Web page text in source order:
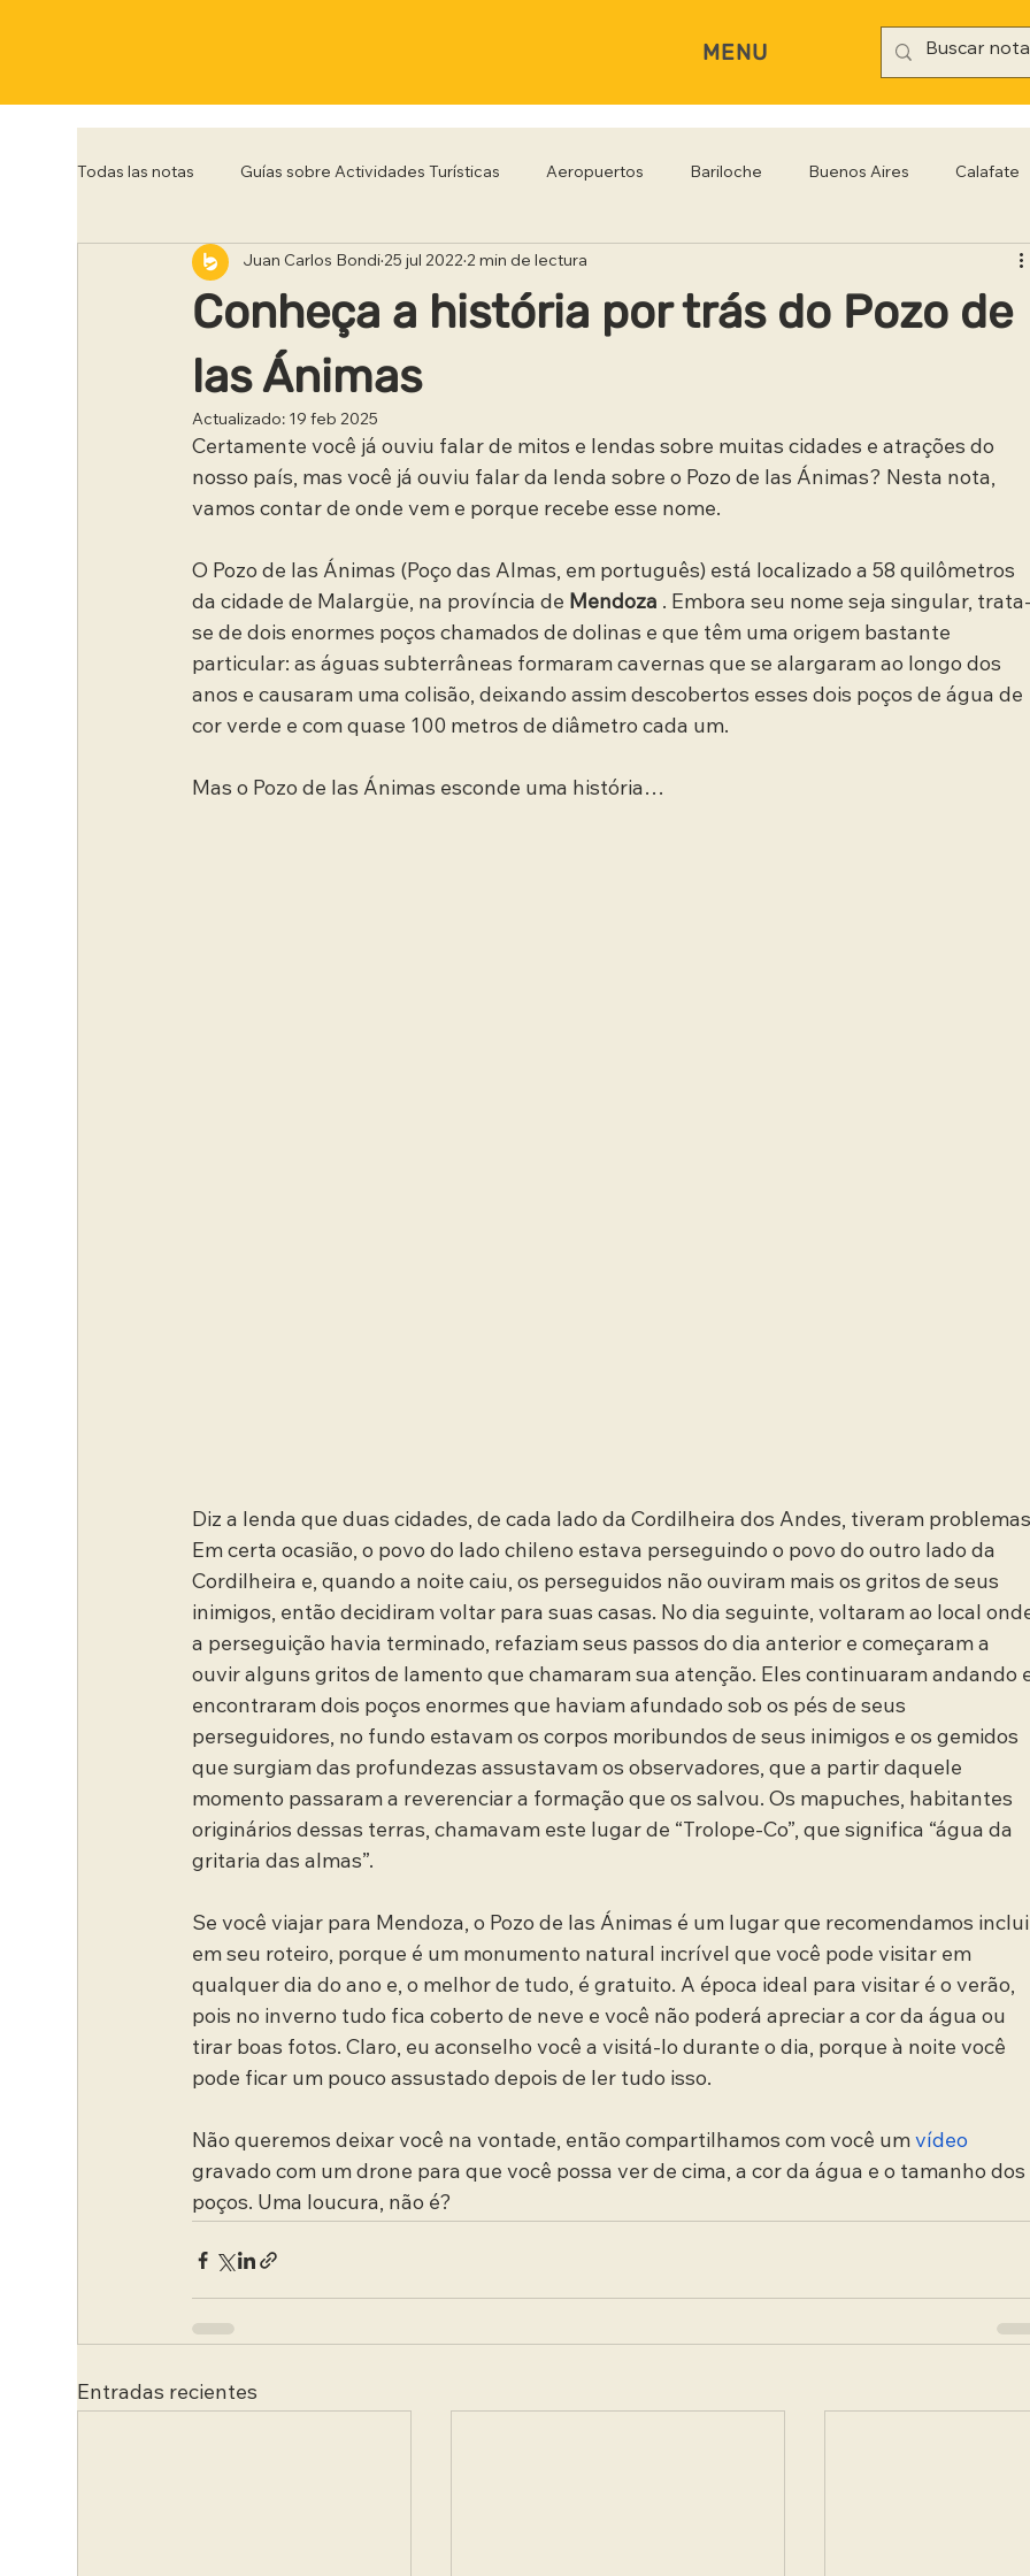
MENU
Todas las notas Guías sobre Actividades Turísticas Aeropuertos Bariloche Buenos Aires Calafate
Corrientes Entre Rios Florianópolis
Punta del Este
Tucumán Ushuaia
Conheça a história por trás do Pozo de
las Ánimas
Juan Carlos Bondi 25 jul 2022 2 min de lectura
Actualizado: 19 feb 2025
Certamente você já ouviu falar de mitos e lendas sobre muitas cidades e atrações do
nosso país, mas você já ouviu falar da lenda sobre o Pozo de las Ánimas? Nesta nota,
vamos contar de onde vem e porque recebe esse nome.
O Pozo de las Ánimas (Poço das Almas, em português) está localizado a 58 quilômetros
da cidade de Malargüe, na província de Mendoza . Embora seu nome seja singular,
se de dois enormes poços chamados de dolinas e que têm uma origem bastante
particular: as águas subterrâneas formaram cavernas que se alargaram ao longo dos
anos e causaram uma colisão, deixando assim descobertos esses dois poços de água de
cor verde e com quase 100 metros de diâmetro cada um.
Mas o Pozo de las Ánimas esconde uma história…
Diz a lenda que duas cidades, de cada lado da Cordilheira dos Andes, tiveram
Em certa ocasião, o povo do lado chileno estava perseguindo o povo do outro lado da
Cordilheira e, quando a noite caiu, os perseguidos não ouviram mais os gritos de seus
inimigos, então decidiram voltar para suas casas. No dia seguinte, voltaram ao local
a perseguição havia terminado, refaziam seus passos do dia anterior e começaram a
ouvir alguns gritos de lamento que chamaram sua atenção. Eles continuaram andando
encontraram dois poços enormes que haviam afundado sob os pés de seus
perseguidores, no fundo estavam os corpos moribundos de seus inimigos e os gemidos
que surgiam das profundezas assustavam os observadores, que a partir daquele
momento passaram a reverenciar a formação que os salvou. Os mapuches, habitantes
originários dessas terras, chamavam este lugar de “Trolope-Co”, que significa “água da
gritaria das almas”.
Se você viajar para Mendoza, o Pozo de las Ánimas é um lugar que recomendamos
em seu roteiro, porque é um monumento natural incrível que você pode visitar em
qualquer dia do ano e, o melhor de tudo, é gratuito. A época ideal para visitar é o verão,
pois no inverno tudo fica coberto de neve e você não poderá apreciar a cor da água ou
tirar boas fotos. Claro, eu aconselho você a visitá-lo durante o dia, porque à noite você
pode ficar um pouco assustado depois de ler tudo isso.
Não queremos deixar você na vontade, então compartilhamos com você um vídeo
gravado com um drone para que você possa ver de cima, a cor da água e o tamanho dos
poços. Uma loucura, não é?
Entradas recientes